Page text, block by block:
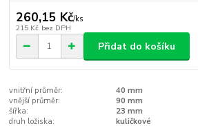
260,15 Kč/ks
215 Kč bez DPH
Přidat do košíku
vnitřní průměr:
40 mm
vnější průměr:
90 mm
šířka:
23 mm
druh ložiska:
kuličkové